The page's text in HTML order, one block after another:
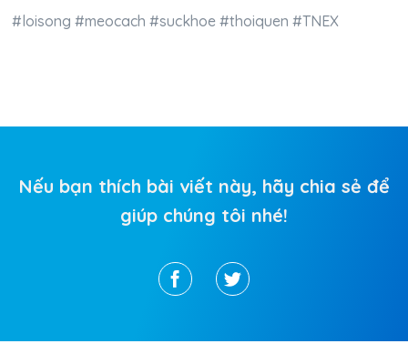
#loisong #meocach #suckhoe #thoiquen #TNEX
Nếu bạn thích bài viết này, hãy chia sẻ để
giúp chúng tôi nhé!